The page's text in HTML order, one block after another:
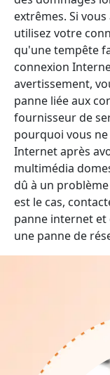
extrêmes. Si
utilisez votre
qu'une tempête
connexion
avertissement,
panne liée aux
fournisseur de
pourquoi vous
Internet après
multimédia
dû à un
est le cas,
panne internet
une panne de